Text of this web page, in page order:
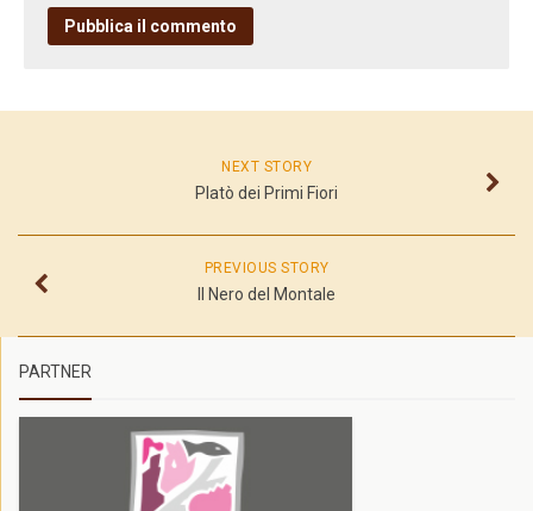
NEXT STORY
Platò dei Primi Fiori
PREVIOUS STORY
Il Nero del Montale
PARTNER